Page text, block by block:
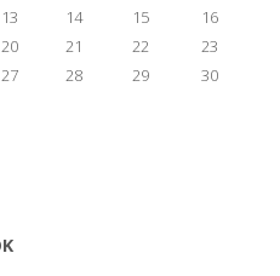
13 14 15
16
20 21 22
23
27 28 29
30